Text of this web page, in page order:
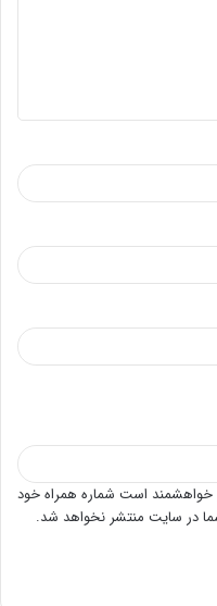
خواهشمند است شماره همراه خود
شما در سایت منتشر نخواهد شد.